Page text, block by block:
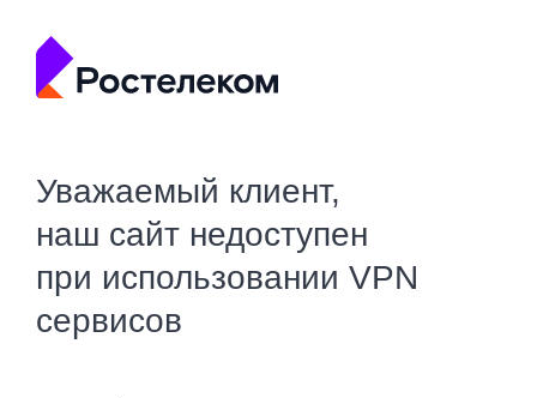
Уважаемый клиент,
наш сайт недоступен
при использовании VPN
сервисов